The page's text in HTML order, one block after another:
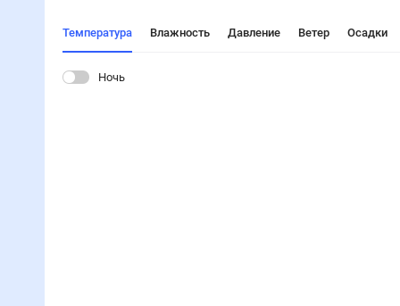
Температура Влажность Давление Ветер Осадки
Ночь